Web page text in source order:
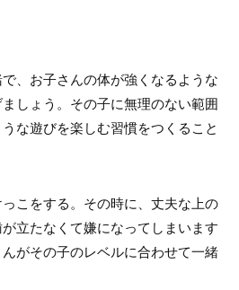
、お子さんの体が強くなるような
しょう。その子に無理のない範囲
な遊びを楽しむ習慣をつくること
こをする。その時に、丈夫な上の
立たなくて嫌になってしまいます
がその子のレベルに合わせて一緒